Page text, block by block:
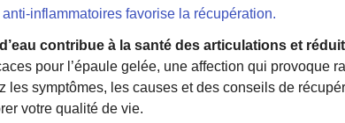
inflammatoires favorise la récupération.
contribue à la santé des articulations et
pour l’épaule gelée, une affection qui provoque
les symptômes, les causes et des conseils de
votre qualité de vie.